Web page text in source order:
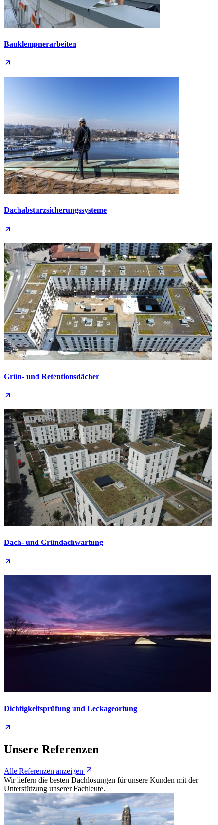
Bauklempner­arbeiten
Dachabsturz­sicherungs­systeme
Grün- und Retentions­dächer
Dach- und Grün­dachwartung
Dichtigkeits­prüfung und Leckage­ortung
Unsere Referenzen
Alle Referenzen anzeigen
Wir liefern die besten Dachlösungen für unsere Kunden mit der
Unterstützung unserer Fachleute.
Folie 1 von 40
Projekt-Karussell
Verwenden Sie die Pfeiltasten, um zwischen Folien zu navigieren,